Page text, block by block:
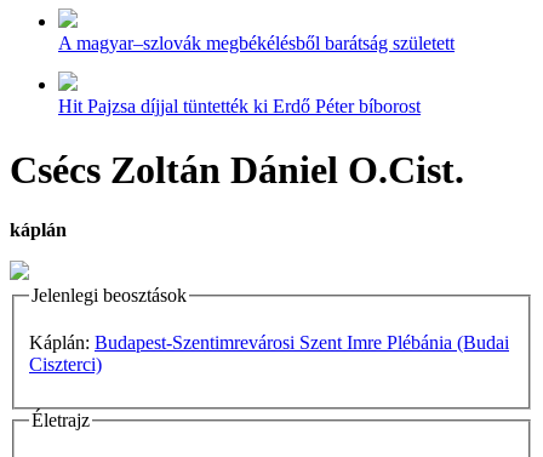
A magyar–szlovák megbékélésből barátság született
Hit Pajzsa díjjal tüntették ki Erdő Péter bíborost
Csécs Zoltán Dániel O.Cist.
káplán
Jelenlegi beosztások
Káplán: Budapest-Szentimrevárosi Szent Imre Plébánia (Budai
Ciszterci)
Életrajz